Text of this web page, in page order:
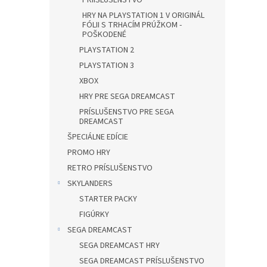
HRY NA PLAYSTATION 1 V ORIGINÁL
FÓLII S TRHACÍM PRÚŽKOM -
POŠKODENÉ
PLAYSTATION 2
PLAYSTATION 3
XBOX
HRY PRE SEGA DREAMCAST
PRÍSLUŠENSTVO PRE SEGA
DREAMCAST
ŠPECIÁLNE EDÍCIE
PROMO HRY
RETRO PRÍSLUŠENSTVO
SKYLANDERS
STARTER PACKY
FIGÚRKY
SEGA DREAMCAST
SEGA DREAMCAST HRY
SEGA DREAMCAST PRÍSLUŠENSTVO